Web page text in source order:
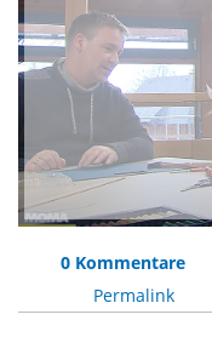
0 Kommentare
Permalink